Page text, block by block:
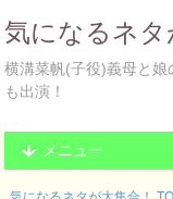
気になるネタ
横溝菜帆(子役)義母と
も出演！
メニュー